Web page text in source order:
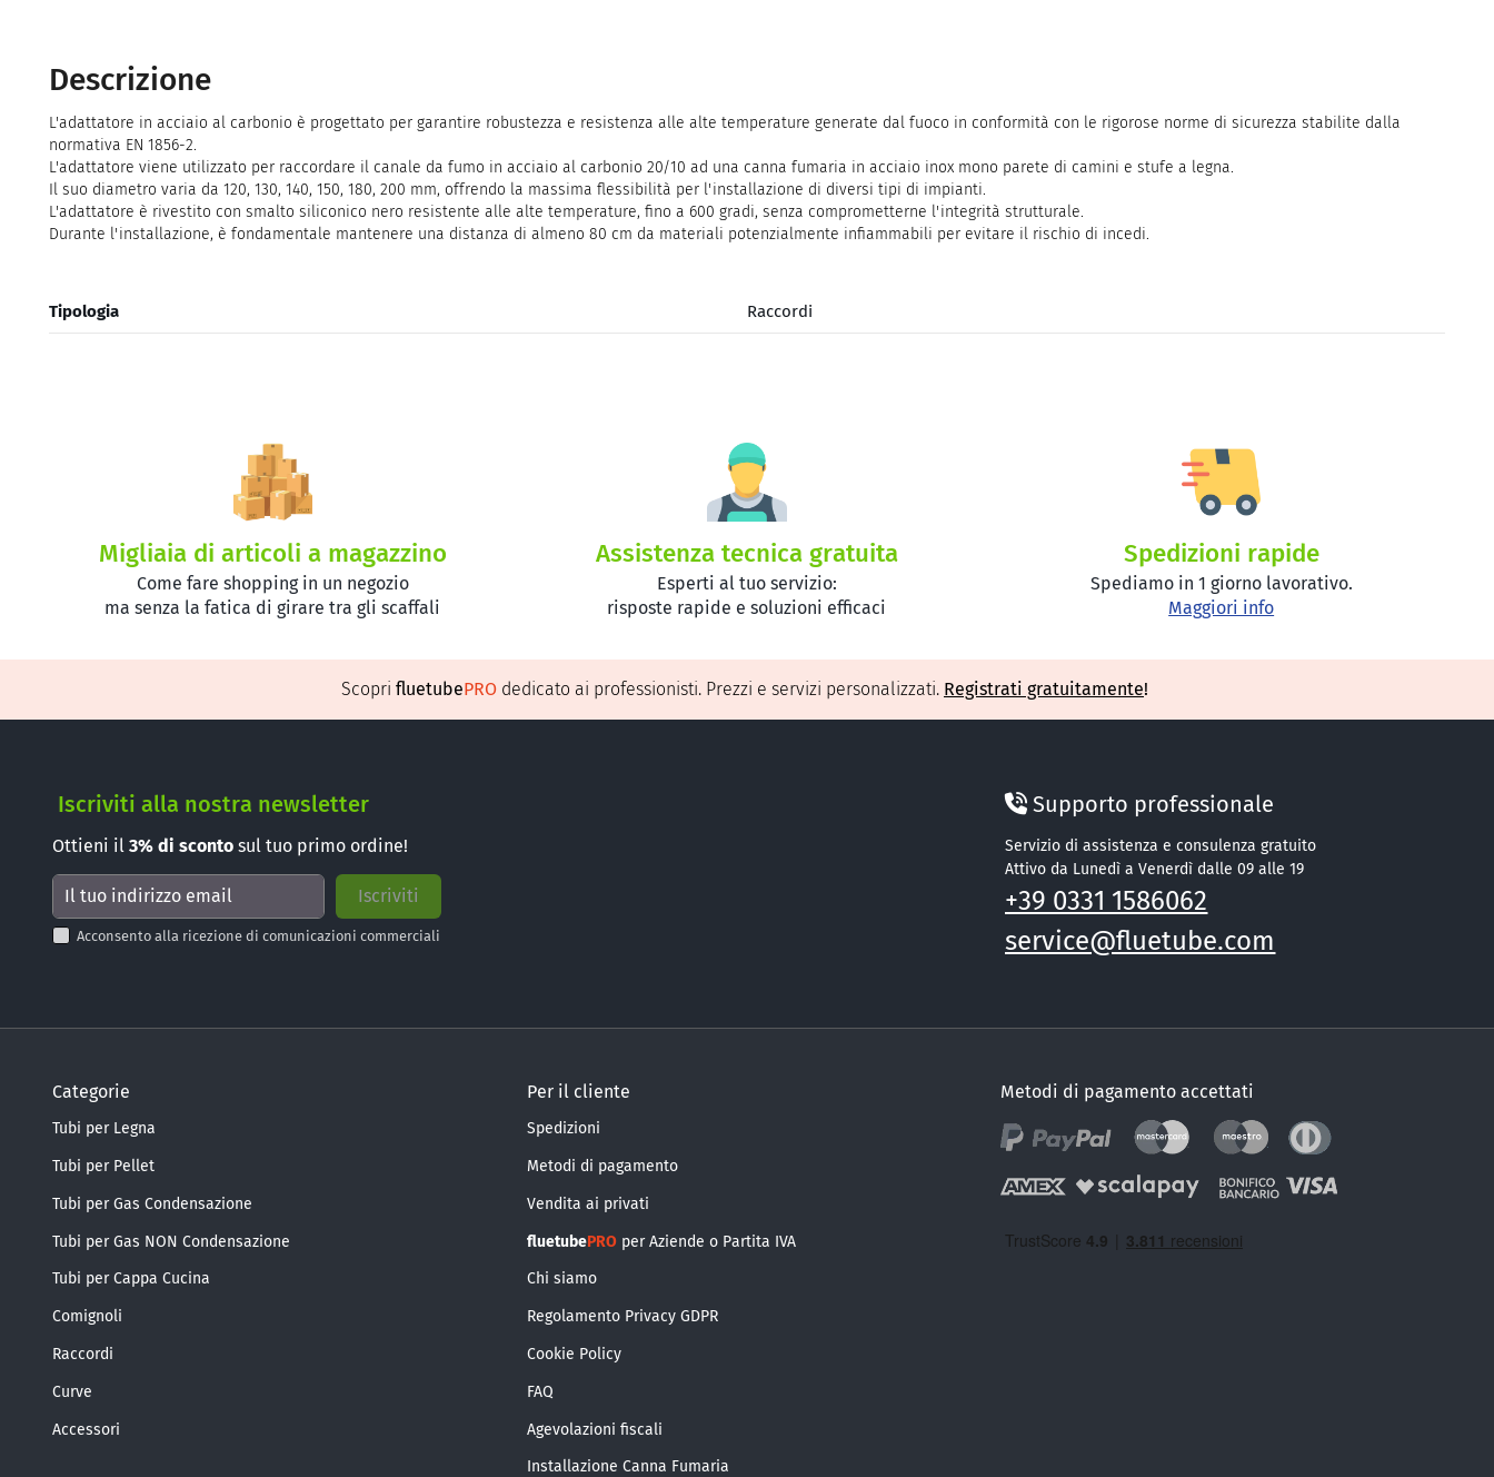
Descrizione
L'adattatore in acciaio al carbonio è progettato per garantire robustezza e resistenza alle alte temperature generate dal fuoco in conformità con le rigorose norme di sicurezza stabilite dalla
normativa EN 1856-2.
L'adattatore viene utilizzato per raccordare il canale da fumo in acciaio al carbonio 20/10 ad una canna fumaria in acciaio inox mono parete di camini e stufe a legna.
Il suo diametro varia da 120, 130, 140, 150, 180, 200 mm, offrendo la massima flessibilità per l'installazione di diversi tipi di impianti.
L'adattatore è rivestito con smalto siliconico nero resistente alle alte temperature, fino a 600 gradi, senza comprometterne l'integrità strutturale.
Durante l'installazione, è fondamentale mantenere una distanza di almeno 80 cm da materiali potenzialmente infiammabili per evitare il rischio di incedi.
Tipologia Raccordi
Migliaia di articoli a magazzino
Come fare shopping in un negozio
ma senza la fatica di girare tra gli scaffali
Assistenza tecnica gratuita
Esperti al tuo servizio:
risposte rapide e soluzioni efficaci
Spedizioni rapide
Spediamo in 1 giorno lavorativo.
Maggiori info
Scopri fluetubePRO dedicato ai professionisti. Prezzi e servizi personalizzati. Registrati gratuitamente!
Iscriviti alla nostra newsletter
Ottieni il 3% di sconto sul tuo primo ordine!
Acconsento alla ricezione di comunicazioni commerciali
Supporto professionale
Servizio di assistenza e consulenza gratuito
Attivo da Lunedì a Venerdì dalle 09 alle 19
+39 0331 1586062
service@fluetube.com
Categorie
Tubi per Legna
Tubi per Pellet
Tubi per Gas Condensazione
Tubi per Gas NON Condensazione
Tubi per Cappa Cucina
Comignoli
Raccordi
Curve
Accessori
Per il cliente
Spedizioni
Metodi di pagamento
Vendita ai privati
fluetubePROper Aziende o Partita IVA
Chi siamo
Regolamento Privacy GDPR
Cookie Policy
FAQ
Agevolazioni fiscali
Installazione Canna Fumaria
Metodi di pagamento accettati